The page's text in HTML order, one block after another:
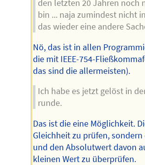
den letzten 20 Jahren noch
bin ... naja zumindest nicht
das wieder eine andere
Nö, das ist in allen
die mit IEEE-754-
das sind die allermeisten).
Ich habe es jetzt gelöst in
runde.
Das ist die eine Möglichkeit.
Gleichheit zu prüfen,
und den Absolutwert davon
kleinen Wert zu überprüfen.